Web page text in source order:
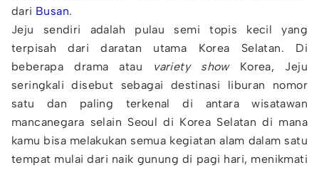
dari Busan.
Jeju sendiri adalah pulau semi topis kecil yang
terpisah dari daratan utama Korea Selatan. Di
beberapa drama atau variety showKorea, Jeju
seringkali disebut sebagai destinasi liburan nomor
satu dan paling terkenal di antara wisatawan
mancanegara selain Seoul di Korea Selatan di mana
kamu bisa melakukan semua kegiatan alam dalam satu
tempat mulai dari naik gunung di pagi hari, menikmati